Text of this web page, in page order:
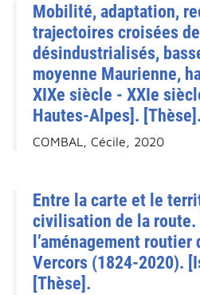
Mobilité, adaptation,
trajectoires croisées
désindustrialisés,
moyenne Maurienne,
XIXe siècle - XXIe
Hautes-Alpes]. [Thèse].
COMBAL, Cécile, 2020
Entre la carte et le
civilisation de la
l’aménagement
Vercors (1824-2020).
[Thèse].